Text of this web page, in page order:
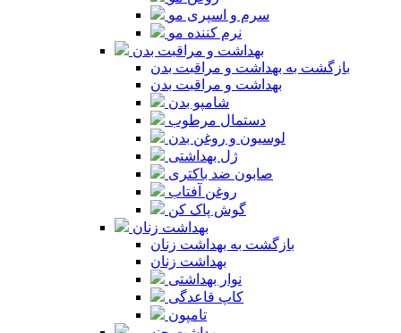
سرم و اسپری مو
نرم کننده مو
بهداشت و مراقبت بدن
بازگشت به بهداشت و مراقبت بدن
بهداشت و مراقبت بدن
شامپو بدن
دستمال مرطوب
لوسیون و روغن بدن
ژل بهداشتی
صابون ضد باکتری
روغن آفتاب
گوش پاک کن
بهداشت زنان
بازگشت به بهداشت زنان
بهداشت زنان
نوار بهداشتی
کاپ قاعدگی
تامپون